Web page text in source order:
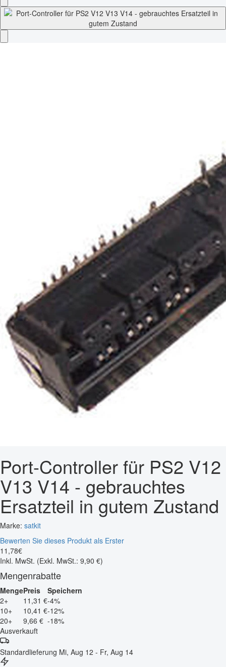
Port-Controller für PS2 V12
V13 V14 - gebrauchtes
Ersatzteil in gutem Zustand
Marke: satkit
Bewerten Sie dieses Produkt als Erster
11 ,78€
Inkl. MwSt. (Exkl. MwSt.: 9,90 €)
Mengenrabatte
MengePreis
Speichern
2+
11,31 €-4%
10+
10,41 €-12%
20+
9,66 € -18%
Ausverkauft
Standardlieferung Mi, Aug 12 - Fr, Aug 14